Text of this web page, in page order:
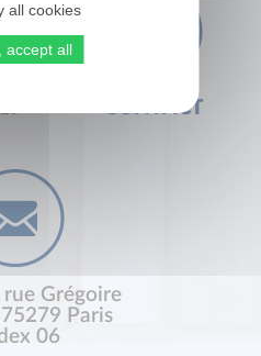
CONTACT
rue Grégoire
Paris
06
all cookies
accept all